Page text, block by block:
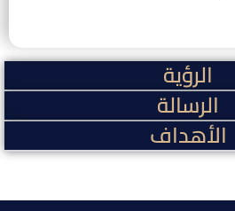
الرؤية
الرسالة
الأهداف